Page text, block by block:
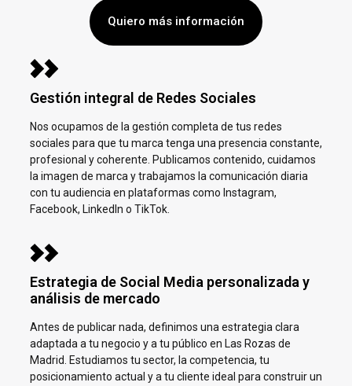
Quiero más información
Gestión integral de Redes Sociales
Nos ocupamos de la gestión completa de tus redes
sociales para que tu marca tenga una presencia constante,
profesional y coherente. Publicamos contenido, cuidamos
la imagen de marca y trabajamos la comunicación diaria
con tu audiencia en plataformas como Instagram,
Facebook, LinkedIn o TikTok.
Estrategia de Social Media personalizada y
análisis de mercado
Antes de publicar nada, definimos una estrategia clara
adaptada a tu negocio y a tu público en Las Rozas de
Madrid. Estudiamos tu sector, la competencia, tu
posicionamiento actual y a tu cliente ideal para construir un